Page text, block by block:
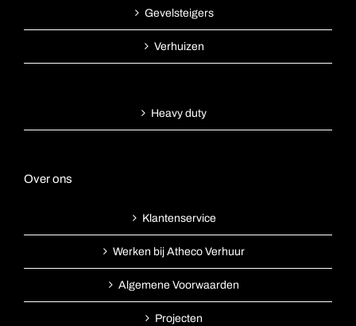
Gevelsteigers
Verhuizen
Heavy duty
Over ons
Klantenservice
Werken bij Atheco Verhuur
Algemene Voorwaarden
Projecten